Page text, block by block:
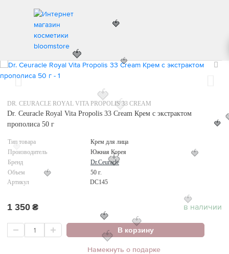
DR. CEURACLE ROYAL VITA PROPOLIS 33 CREAM
Dr. Ceuracle Royal Vita Propolis 33 Cream Крем с экстрактом
прополиса 50 г
Тип товара
Крем для лица
Производитель
Южная Корея
Бренд
Dr.Ceuracle
Объем
50 г.
Артикул
DC145
1 350 ₴ в наличии
В корзину
Намекнуть о подарке
🍓
🍓
🍓
🍓
🍓
🍓
🍓
🍓
🍓
🍓
🍓
🍓
🍓
🍓